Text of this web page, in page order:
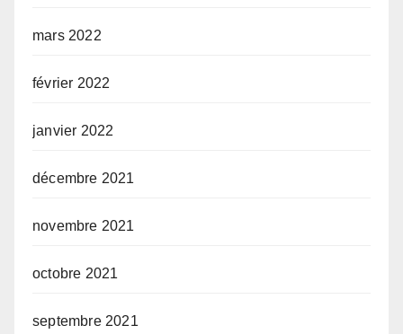
mars 2022
février 2022
janvier 2022
décembre 2021
novembre 2021
octobre 2021
septembre 2021